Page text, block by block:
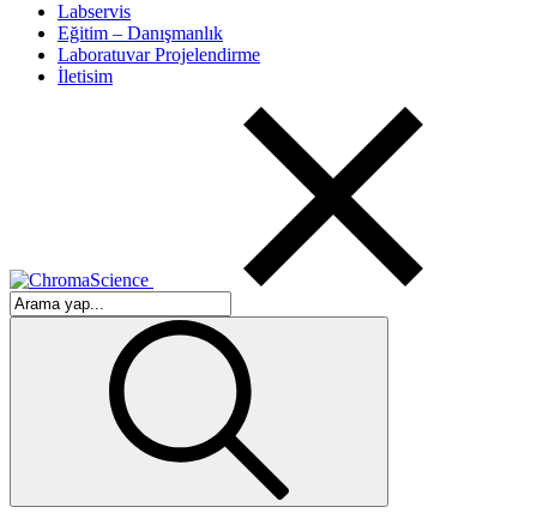
Labservis
Eğitim – Danışmanlık
Laboratuvar Projelendirme
İletisim